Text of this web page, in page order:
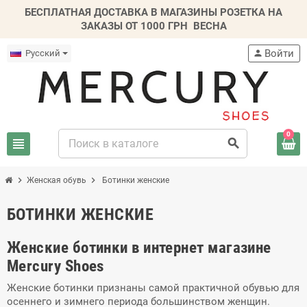
БЕСПЛАТНАЯ ДОСТАВКА В МАГАЗИНЫ РОЗЕТКА НА
ЗАКАЗЫ ОТ 1000 ГРН ВЕСНА
Русский
view_headline search
person Войти
0
chevron_right Женская обувь chevron_right Ботинки женские
БОТИНКИ ЖЕНСКИЕ
Женские ботинки в интернет магазине
Mercury Shoes
Женские ботинки признаны самой практичной обувью для
осеннего и зимнего периода большинством женщин.